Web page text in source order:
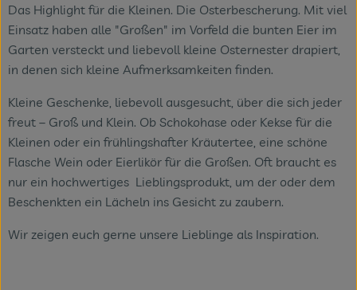
Das Highlight für die Kleinen. Die Osterbescherung. Mit viel
Einsatz haben alle "Großen" im Vorfeld die bunten Eier im
Garten versteckt und liebevoll kleine Osternester drapiert,
in denen sich kleine Aufmerksamkeiten finden.
Kleine Geschenke, liebevoll ausgesucht, über die sich jeder
freut – Groß und Klein. Ob Schokohase oder Kekse für die
Kleinen oder ein frühlingshafter Kräutertee, eine schöne
Flasche Wein oder Eierlikör für die Großen. Oft braucht es
nur ein hochwertiges Lieblingsprodukt, um der oder dem
Beschenkten ein Lächeln ins Gesicht zu zaubern.
Wir zeigen euch gerne unsere Lieblinge als Inspiration.